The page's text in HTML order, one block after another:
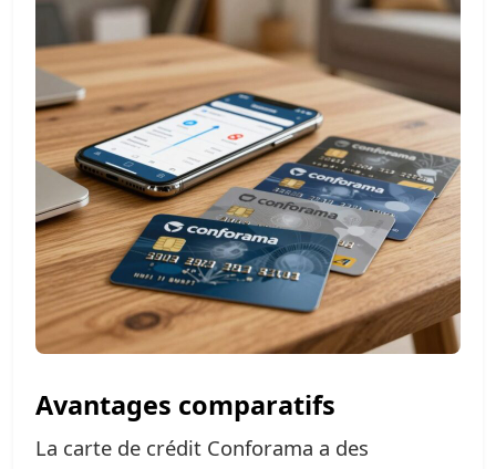
Avantages comparatifs
La carte de crédit Conforama a des